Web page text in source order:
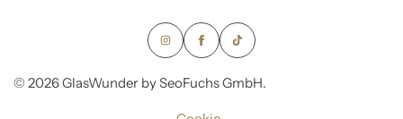
© 2026 GlasWunder by SeoFuchs GmbH.